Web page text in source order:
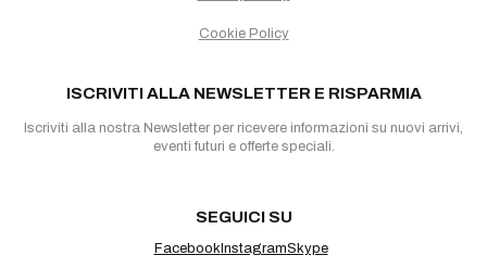
Cookie Policy
ISCRIVITI ALLA NEWSLETTER E RISPARMIA
Iscriviti alla nostra Newsletter per ricevere informazioni su nuovi arrivi,
eventi futuri e offerte speciali.
SEGUICI SU
FacebookInstagramSkype